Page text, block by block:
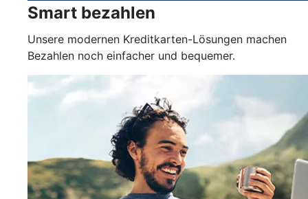
Smart bezahlen
Unsere modernen Kreditkarten-Lösungen machen
Bezahlen noch einfacher und bequemer.